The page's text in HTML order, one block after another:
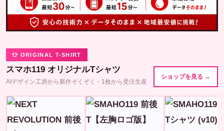
👕 ORIGINAL T-SHIRT
スマホ119 オリジナルTシャツ
AIデザイン工房から新作ぞくぞく・1枚から受注生産
ショップを見る →